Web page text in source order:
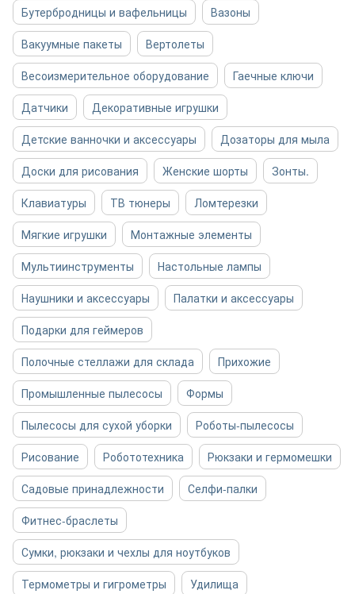
Бутербродницы и вафельницы
Вазоны
Вакуумные пакеты
Вертолеты
Весоизмерительное оборудование
Гаечные ключи
Датчики
Декоративные игрушки
Детские ванночки и аксессуары
Дозаторы для мыла
Доски для рисования
Женские шорты
Зонты.
Клавиатуры
ТВ тюнеры
Ломтерезки
Мягкие игрушки
Монтажные элементы
Мультиинструменты
Настольные лампы
Наушники и аксессуары
Палатки и аксессуары
Подарки для геймеров
Полочные стеллажи для склада
Прихожие
Промышленные пылесосы
Формы
Пылесосы для сухой уборки
Роботы-пылесосы
Рисование
Робототехника
Рюкзаки и гермомешки
Садовые принадлежности
Селфи-палки
Фитнес-браслеты
Сумки, рюкзаки и чехлы для ноутбуков
Термометры и гигрометры
Удилища